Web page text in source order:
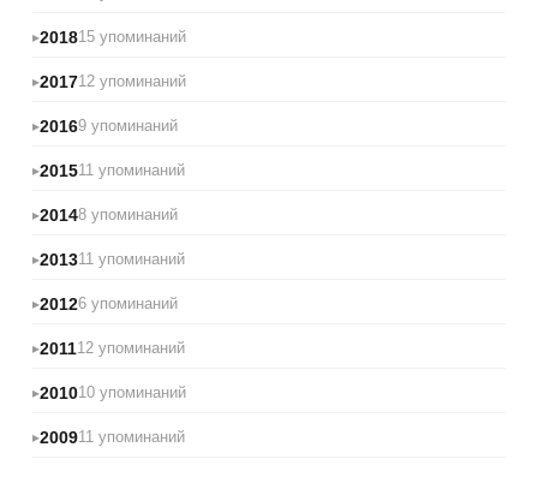
201815 упоминаний
201712 упоминаний
20169 упоминаний
201511 упоминаний
20148 упоминаний
201311 упоминаний
20126 упоминаний
201112 упоминаний
201010 упоминаний
200911 упоминаний